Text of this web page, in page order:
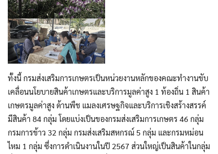
ทั้งนี้ กรมส่งเสริมการเกษตรเป็นหน่วยงานหลักของคณะทำงานขับ
เคลื่อนนโยบายสินค้าเกษตรและบริการมูลค่าสูง 1 ท้องถิ่น 1 สินค้า
เกษตรมูลค่าสูง ด้านพืช แมลงเศรษฐกิจและบริการเชิงสร้างสรรค์
มีสินค้า 84 กลุ่ม โดยแบ่งเป็นของกรมส่งเสริมการเกษตร 46 กลุ่ม
กรมการข้าว 32 กลุ่ม กรมส่งเสริมสหกรณ์ 5 กลุ่ม และกรมหม่อน
ไหม 1 กลุ่ม ซึ่งการดำเนินงานในปี 2567 ส่วนใหญ่เป็นสินค้าในกลุ่ม